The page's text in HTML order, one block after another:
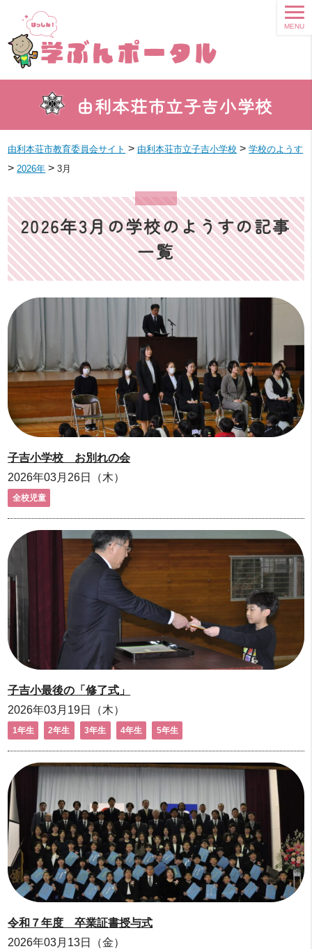
由利本荘市立子吉小学校
MENU
由利本荘市教育委員会サイト > 由利本荘市立子吉小学校 >学校のようす
> 2026年 >3月
2026年3月の学校のようすの記事
一覧
子吉小学校 お別れの会
2026年03月26日（木）
全校児童
子吉小最後の「修了式」
2026年03月19日（木）
1年生 2年生 3年生 4年生 5年生
令和７年度 卒業証書授与式
2026年03月13日（金）